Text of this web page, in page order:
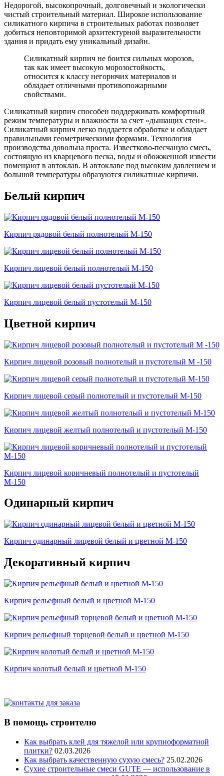
личный менеджер в стройдисконте "Мидгард"
качественной и недорогой отделки фасада
Недорогой, высокопрочный, долговечный и экологически
чистый строительный материал. Широкое использование
силикатного кирпича в строительных работах позволяет
добиться неповторимой архитектурной выразительности
здания и придать ему уникальный дизайн.
Силикатный кирпич не боится сильных морозов,
так как имеет высокую морозостойкость,
относится к классу негорючих материалов и
обладает отличными противопожарными
свойствами.
Силикатный кирпич способен поддерживать комфортный
режим температуры и влажности за счет «дышащих стен».
Силикатный кирпич легко поддается обработке и обладает
правильными геометрическими формами. Технология
производства довольна проста. Известково-песчаную смесь,
состоящую из кварцевого песка, воды и обожженной извести
помещают в автоклав. В автоклаве под высоким давлением и
большой температуры образуются силикатные кирпичи.
Белый кирпич
Кирпич рядовой белый полнотелый М-150
Кирпич лицевой белый полнотелый М-150
Кирпич лицевой белый пустотелый М-150
Цветной кирпич
Кирпич лицевой розовый полнотелый и пустотелый М -150
Кирпич лицевой серый полнотелый и пустотелый М-150
Кирпич лицевой желтый полнотелый и пустотелый М-150
Кирпич лицевой коричневый полнотелый и пустотелый
М-150
Одинарный кирпич
Кирпич одинарный лицевой белый и цветной М-150
Декоративный кирпич
Кирпич рельефный белый и цветной М-150
Кирпич рельефный торцевой белый и цветной М-150
Кирпич колотый белый и цветной М-150
В помощь строителю
Как выбрать клей для тяжелой или крупноформатной
плитки? 02.03.2026
Как выбрать качественную сухую смесь? 25.02.2026
Сухие строительные смеси GUTE — использование в